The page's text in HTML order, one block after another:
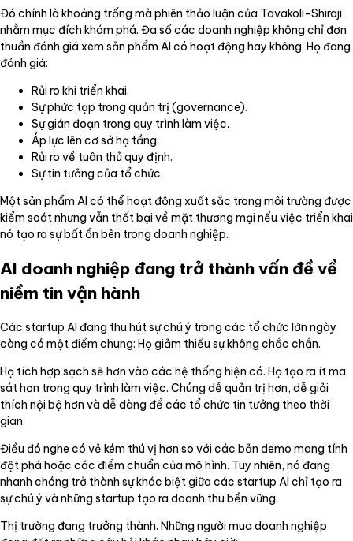
Đó chính là khoảng trống mà phiên thảo luận của Tavakoli-Shiraji
nhằm mục đích khám phá. Đa số các doanh nghiệp không chỉ đơn
thuần đánh giá xem sản phẩm AI có hoạt động hay không. Họ đang
đánh giá:
Rủi ro khi triển khai.
Sự phức tạp trong quản trị (governance).
Sự gián đoạn trong quy trình làm việc.
Áp lực lên cơ sở hạ tầng.
Rủi ro về tuân thủ quy định.
Sự tin tưởng của tổ chức.
Một sản phẩm AI có thể hoạt động xuất sắc trong môi trường được
kiểm soát nhưng vẫn thất bại về mặt thương mại nếu việc triển khai
nó tạo ra sự bất ổn bên trong doanh nghiệp.
AI doanh nghiệp đang trở thành vấn đề về
niềm tin vận hành
Các startup AI đang thu hút sự chú ý trong các tổ chức lớn ngày
càng có một điểm chung: Họ giảm thiểu sự không chắc chắn.
Họ tích hợp sạch sẽ hơn vào các hệ thống hiện có. Họ tạo ra ít ma
sát hơn trong quy trình làm việc. Chúng dễ quản trị hơn, dễ giải
thích nội bộ hơn và dễ dàng để các tổ chức tin tưởng theo thời
gian.
Điều đó nghe có vẻ kém thú vị hơn so với các bản demo mang tính
đột phá hoặc các điểm chuẩn của mô hình. Tuy nhiên, nó đang
nhanh chóng trở thành sự khác biệt giữa các startup AI chỉ tạo ra
sự chú ý và những startup tạo ra doanh thu bền vững.
Thị trường đang trưởng thành. Những người mua doanh nghiệp